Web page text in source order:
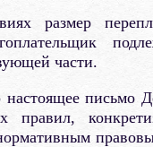
размер
части.
письмо